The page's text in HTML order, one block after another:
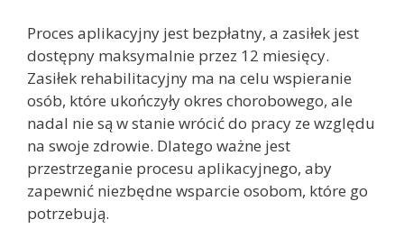
Proces aplikacyjny jest bezpłatny, a zasiłek jest
dostępny maksymalnie przez 12 miesięcy.
Zasiłek rehabilitacyjny ma na celu wspieranie
osób, które ukończyły okres chorobowego, ale
nadal nie są w stanie wrócić do pracy ze względu
na swoje zdrowie. Dlatego ważne jest
przestrzeganie procesu aplikacyjnego, aby
zapewnić niezbędne wsparcie osobom, które go
potrzebują.